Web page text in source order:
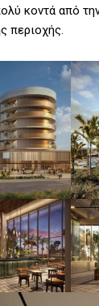
κοντά από την
περιοχής.